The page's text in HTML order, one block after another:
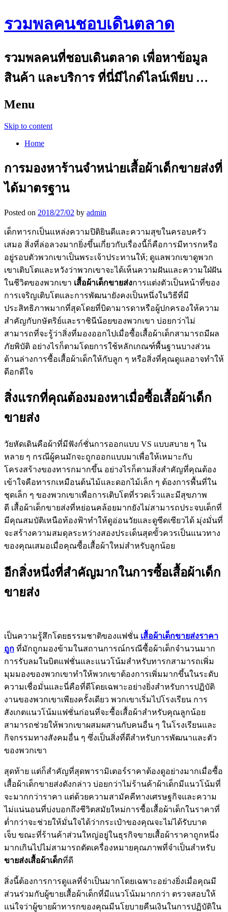
รวมพลคนชอบเดินตลาด
รวมพลคนที่ชอบเดินตลาด เพื่อหาข้อมูล
สินค้า และบริการ ที่นี่มีไกด์ไลน์เพียบ …
Menu
Skip to content
Home
การมองหาร้านจำหน่ายเสื้อผ้าเด็กขายส่งที่
ได้มาตรฐาน
Posted on 2018/27/02 by admin
เด็กทารกเป็นแหล่งความปิติยินดีและความสุขในครอบครัว
เสมอ สิ่งที่ล่อลวงมากยิ่งขึ้นเกี่ยวกับเรื่องนี้ก็คือการมีทารกหรือ
อยู่รอบตัวพวกเขาเป็นพระเจ้าประทานให้; ดูแลพวกเขาดูพวก
เขาเติบโตและหวังว่าพวกเขาจะได้เห็นความฝันและความใฝ่ฝัน
ในชีวิตของพวกเขา เสื้อผ้าเด็กขายส่งการแต่งตัวเป็นหน้าที่ของ
การเจริญเติบโตและการพัฒนายังคงเป็นหนึ่งในวิธีที่มี
ประสิทธิภาพมากที่สุดโดยที่บิดามารดาหรือผู้ปกครองให้ความ
สำคัญกับกษัตริย์และราชินีน้อยของพวกเขา บ่อยกว่าไม่
สามารถที่จะรู้ว่าสิ่งที่มองออกไปเมื่อซื้อเสื้อผ้าเด็กสามารถมีผล
ภัยพิบัติ อย่างไรก็ตามโดยการใช้หลักเกณฑ์พื้นฐานบางส่วน
ด้านล่างการซื้อเสื้อผ้าเด็กให้กับลูก ๆ หรือสิ่งที่คุณดูแลอาจทำให้
ดีอกดีใจ
สิ่งแรกที่คุณต้องมองหาเมื่อซื้อเสื้อผ้าเด็ก
ขายส่ง
วัยหัดเดินคือผ้าที่มีฟังก์ชั่นการออกแบบ VS แบบสบาย ๆ ใน
หลาย ๆ กรณีผู้คนมักจะถูกออกแบบมาเพื่อให้เหมาะกับ
โครงสร้างของทารกมากขึ้น อย่างไรก็ตามสิ่งสำคัญที่คุณต้อง
เข้าใจคือทารกเหมือนต้นไม้และดอกไม้เล็ก ๆ ต้องการพื้นที่ใน
ชุดเล็ก ๆ ของพวกเขาเพื่อการเติบโตที่รวดเร็วและมีสุขภาพ
ดี เสื้อผ้าเด็กขายส่งที่หย่อนคล้อยมากยังไม่สามารถประจบเด็กที่
มีคุณสมบัติเหนือท้องฟ้าทำให้ดูอ่อนวัยและดูซีดเซียวได้ มุ่งมั่นที่
จะสร้างความสมดุลระหว่างสองประเด็นสุดขั้วควรเป็นแนวทาง
ของคุณเสมอเมื่อคุณซื้อเสื้อผ้าใหม่สำหรับลูกน้อย
อีกสิ่งหนึ่งที่สำคัญมากในการซื้อเสื้อผ้าเด็ก
ขายส่ง
เป็นความรู้สึกโดยธรรมชาติของแฟชั่น เสื้อผ้าเด็กขายส่งราคา
ถูก ที่มักถูกมองข้ามในสถานการณ์กรณีซื้อผ้าเด็กจำนวนมาก
การรับลมในบิตแฟชั่นและแนวโน้มสำหรับทารกสามารถเพิ่ม
มุมมองของพวกเขาทำให้พวกเขาต้องการเพิ่มมากขึ้นในระดับ
ความเชื่อมั่นและนี่คือที่ดีโดยเฉพาะอย่างยิ่งสำหรับการปฏิบัติ
งานของพวกเขาเพียงครั้งเดียว พวกเขาเริ่มไปโรงเรียน การ
สังเกตแนวโน้มแฟชั่นก่อนที่จะซื้อเสื้อผ้าสำหรับคุณลูกน้อย
สามารถช่วยให้พวกเขาผสมผสานกับคนอื่น ๆ ในโรงเรียนและ
กิจกรรมทางสังคมอื่น ๆ ซึ่งเป็นสิ่งที่ดีสำหรับการพัฒนาและตัว
ของพวกเขา
สุดท้าย แต่ก็สำคัญที่สุดพารามิเตอร์ราคาต้องดูอย่างมากเมื่อซื้อ
เสื้อผ้าเด็กขายส่งดังกล่าว บ่อยกว่าไม่ร้านค้าผ้าเด็กมีแนวโน้มที่
จะมากกว่าราคา แต่ด้วยความสามัคคีทางเศรษฐกิจและความ
ไม่แน่นอนที่บ่งบอกถึงชีวิตสมัยใหม่การซื้อเสื้อผ้าเด็กในราคาที่
ต่ำกว่าจะช่วยให้มั่นใจได้ว่ากระเป๋าของคุณจะไม่ได้รับบาด
เจ็บ ขณะที่ร้านค้าส่วนใหญ่อยู่ในธุรกิจขายเสื้อผ้าราคาถูกหนึ่ง
มากเกินไปไม่สามารถตัดเครื่องหมายคุณภาพที่จำเป็นสำหรับ
ขายส่งเสื้อผ้าเด็กที่ดี
สิ่งนี้ต้องการการดูแลที่จำเป็นมากโดยเฉพาะอย่างยิ่งเมื่อคุณมี
ส่วนร่วมกับผู้ขายเสื้อผ้าเด็กที่มีแนวโน้มมากกว่า ตรวจสอบให้
แน่ใจว่าผู้ขายผ้าทารกของคุณมีนโยบายคืนเงินในการปฏิบัติใน